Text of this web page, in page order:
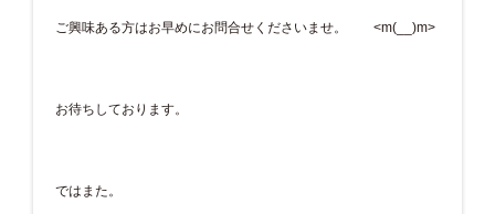
ご興味ある方はお早めにお問合せくださいませ。 <m(__)m>
お待ちしております。
ではまた。